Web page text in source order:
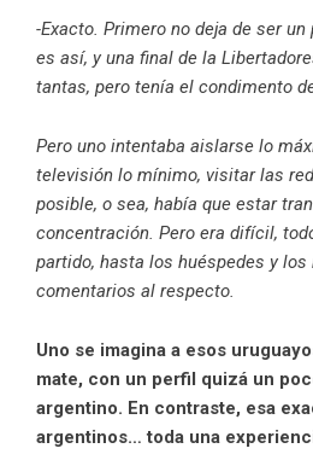
-Exacto. Primero no deja de ser
es así, y una final de la
tantas, pero tenía el condimento
Pero uno intentaba aislarse lo
televisión lo mínimo, visitar las
posible, o sea, había que estar
concentración. Pero era difícil,
partido, hasta los huéspedes y
comentarios al respecto.
Uno se imagina a esos
mate, con un perfil quizá un
argentino. En contraste, esa
argentinos… toda una